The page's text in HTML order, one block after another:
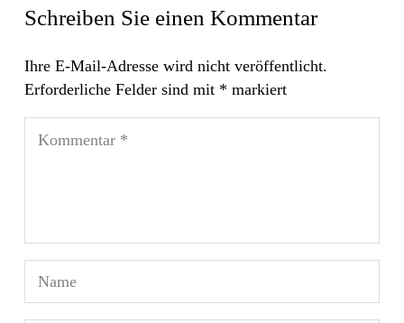
Schreiben Sie einen Kommentar
Ihre E-Mail-Adresse wird nicht veröffentlicht.
Erforderliche Felder sind mit * markiert